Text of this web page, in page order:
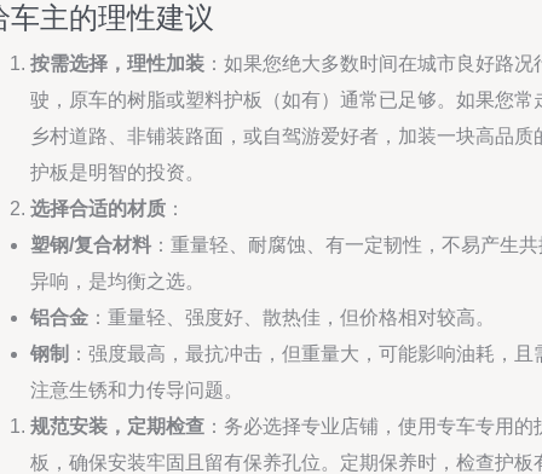
车主的理性建议
按需选择，理性加装 ：如果您绝大多数时间在城市良好路况
驶，原车的树脂或塑料护板（如有）通常已足够。如果您常
乡村道路、非铺装路面，或自驾游爱好者，加装一块高品质
护板是明智的投资。
选择合适的材质 ：
塑钢/复合材料 ：重量轻、耐腐蚀、有一定韧性，不易产生
异响，是均衡之选。
铝合金 ：重量轻、强度好、散热佳，但价格相对较高。
钢制 ：强度最高，最抗冲击，但重量大，可能影响油耗，且
注意生锈和力传导问题。
规范安装，定期检查 ：务必选择专业店铺，使用专车专用的
板，确保安装牢固且留有保养孔位。定期保养时，检查护板